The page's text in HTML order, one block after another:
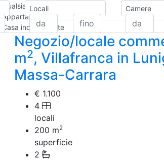
Qualsiasi
Appartamento
Casa indipendente
Casa Semi-indipendente
Attico/Mansarda
Villetta a schiera
Rustico/Casale
Loft/Open space
Camera d'Albergo
Palazzo/Stabile
Box/Garage
Negozi e Attivita Commerciali in Affitto
Qualsiasi
Locali Camere
Negozio/locale
m2, Villafranca in
Massa-Carrara
€ 1.100
4
locali
200 m2
superficie
2